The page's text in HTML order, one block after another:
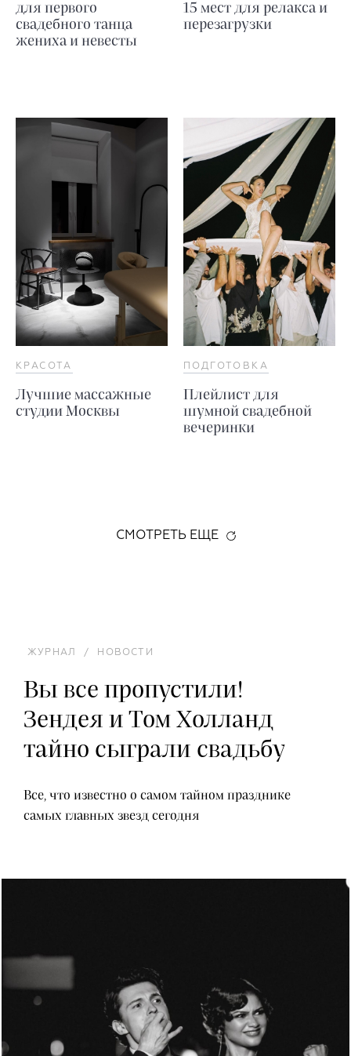
для первого
свадебного танца
жениха и невесты
15 мест для релакса и
перезагрузки
КРАСОТА
Лучшие массажные
студии Москвы
ПОДГОТОВКА
Плейлист для
шумной свадебной
вечеринки
СМОТРЕТЬ ЕЩЕ
ЖУРНАЛ / НОВОСТИ
Вы все пропустили!
Зендея и Том Холланд
тайно сыграли свадьбу
Все, что известно о самом тайном празднике
самых главных звезд сегодня